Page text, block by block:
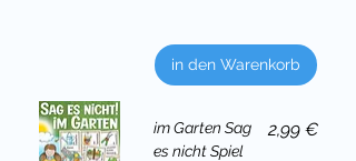
in den Warenkorb
im Garten Sag
es nicht Spiel
Preis
2,99 €